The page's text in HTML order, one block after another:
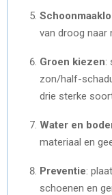
van droog naar
Groen kiezen:
zon/half-
drie sterke
Water en
materiaal en
Preventie:
schoenen en